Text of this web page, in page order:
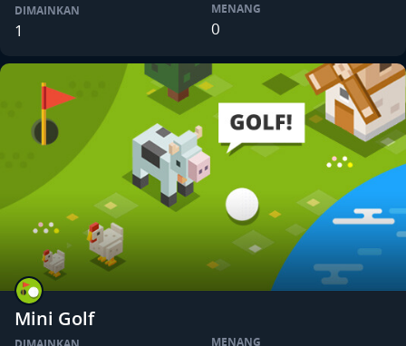
DIMAINKAN
1
MENANG
0
Mini Golf
MENANG